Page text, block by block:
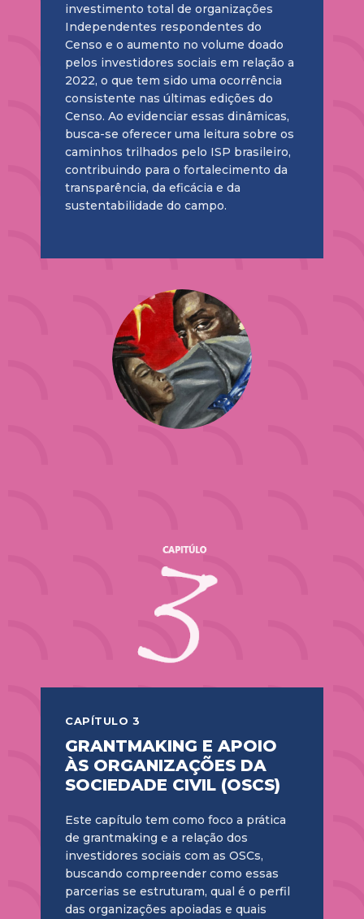
investimento total de organizações
Independentes respondentes do
Censo e o aumento no volume doado
pelos investidores sociais em relação a
2022, o que tem sido uma ocorrência
consistente nas últimas edições do
Censo. Ao evidenciar essas dinâmicas,
busca-se oferecer uma leitura sobre os
caminhos trilhados pelo ISP brasileiro,
contribuindo para o fortalecimento da
transparência, da eficácia e da
sustentabilidade do campo.
CAPÍTULO 3
GRANTMAKING E APOIO
ÀS ORGANIZAÇÕES DA
SOCIEDADE CIVIL (OSCS)
Este capítulo tem como foco a prática
de grantmaking e a relação dos
investidores sociais com as OSCs,
buscando compreender como essas
parcerias se estruturam, qual é o perfil
das organizações apoiadas e quais